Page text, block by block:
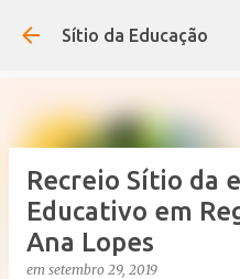
Avançar para o
Sítio da Educação
Recreio Sítio da
Educativo em
Ana Lopes
em setembro 29, 2019